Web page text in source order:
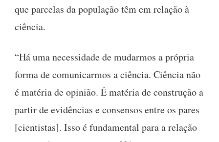
que parcelas da população têm em relação à
ciência.
“Há uma necessidade de mudarmos a própria
forma de comunicarmos a ciência. Ciência não
é matéria de opinião. É matéria de construção a
partir de evidências e consensos entre os pares
[cientistas]. Isso é fundamental para a relação